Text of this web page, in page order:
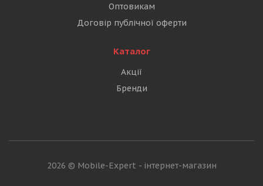
Оптовикам
Договір публічної оферти
Каталог
Акції
Бренди
2026 © Mobile-Expert - інтернет-магазин